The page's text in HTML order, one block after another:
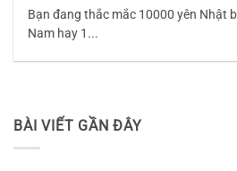
Bạn đang thắc mắc 10000 yên Nhật
Nam hay 1...
BÀI VIẾT GẦN ĐÂY